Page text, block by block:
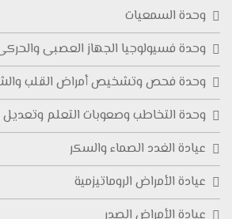
وحدة السمعيات
وحدة فسيولوجيا الجهاز العصبى
وحدة فحص وتشخيص أمراض القلب
وحدة التخاطب وصعوبات التعلم
عيادة الغدد الصماء والسكر
عيادة الأمراض الروماتيزمية